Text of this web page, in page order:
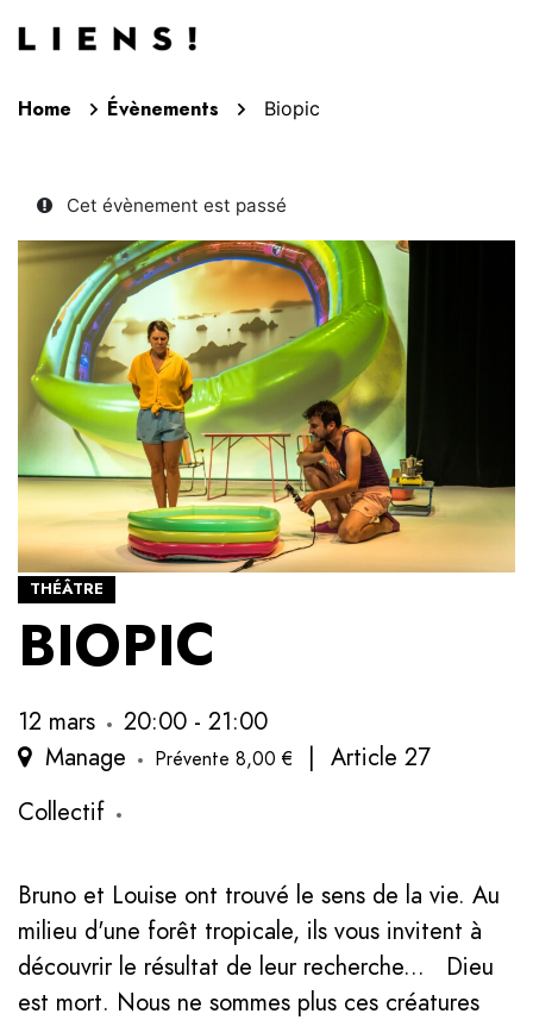
Home Évènements Biopic
Cet évènement est passé
THÉÂTRE
BIOPIC
12 mars
20:00 - 21:00
Manage
Prévente 8,00 € | Article 27
Collectif
Bruno et Louise ont trouvé le sens de la vie. Au
milieu d'une forêt tropicale, ils vous invitent à
découvrir le résultat de leur recherche... Dieu
est mort. Nous ne sommes plus ces créatures